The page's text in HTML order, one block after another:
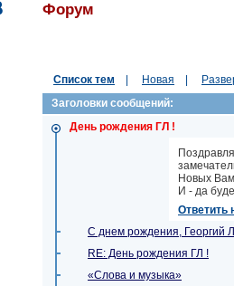
Форум
Список тем Новая
Заголовки сообщений:
День рождения ГЛ !
Новых
И - да
Ответить
С днем рождения, Георгий
RE: День рождения ГЛ !
«Слова и музыка»